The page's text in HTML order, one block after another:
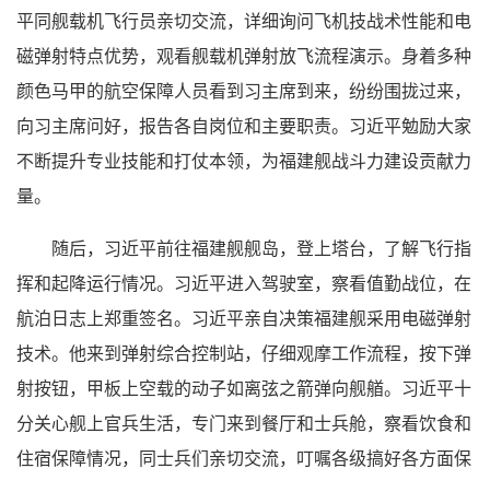
平同舰载机飞行员亲切交流，详细询问飞机技战术性能和电
磁弹射特点优势，观看舰载机弹射放飞流程演示。身着多种
颜色马甲的航空保障人员看到习主席到来，纷纷围拢过来，
向习主席问好，报告各自岗位和主要职责。习近平勉励大家
不断提升专业技能和打仗本领，为福建舰战斗力建设贡献力
量。
随后，习近平前往福建舰舰岛，登上塔台，了解飞行指
挥和起降运行情况。习近平进入驾驶室，察看值勤战位，在
航泊日志上郑重签名。习近平亲自决策福建舰采用电磁弹射
技术。他来到弹射综合控制站，仔细观摩工作流程，按下弹
射按钮，甲板上空载的动子如离弦之箭弹向舰艏。习近平十
分关心舰上官兵生活，专门来到餐厅和士兵舱，察看饮食和
住宿保障情况，同士兵们亲切交流，叮嘱各级搞好各方面保